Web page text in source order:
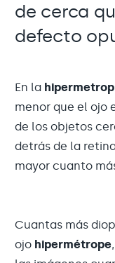
de cerca
defecto
En la
menor que el ojo
de los objetos
detrás de la
mayor cuanto
Cuantas más
ojo hipermétrope